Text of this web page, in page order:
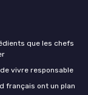
que les chefs
vivre responsable
français ont un plan